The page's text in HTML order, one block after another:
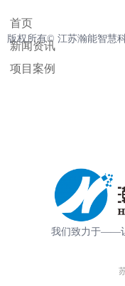
我们致力于——
版权所有©️ 江苏瀚能智慧
首页
新闻资讯
项目案例